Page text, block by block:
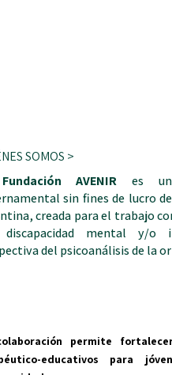
SOMOS >
Fundación AVENIRes
sin fines de lucro
creada para el trabajo
mental y/o
del psicoanálisis de la
permite
educativos para